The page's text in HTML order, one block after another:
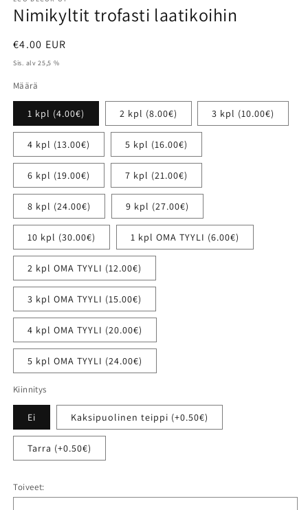
Nimikyltit trofasti laatikoihin
Normaalihinta
€4.00 EUR
Sis. alv 25,5 %
Määrä
1 kpl (4.00€) 2 kpl (8.00€) 3 kpl (10.00€)
4 kpl (13.00€) 5 kpl (16.00€)
6 kpl (19.00€) 7 kpl (21.00€)
8 kpl (24.00€) 9 kpl (27.00€)
10 kpl (30.00€) 1 kpl OMA TYYLI (6.00€)
2 kpl OMA TYYLI (12.00€)
3 kpl OMA TYYLI (15.00€)
4 kpl OMA TYYLI (20.00€)
5 kpl OMA TYYLI (24.00€)
Kiinnitys
Ei Kaksipuolinen teippi (+0.50€)
Tarra (+0.50€)
Toiveet: